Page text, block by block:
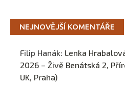
NEJNOVĚJŠÍ KOMENTÁŘE
Filip Hanák: Lenka
2026 – Živě Benátská 2,
UK, Praha)